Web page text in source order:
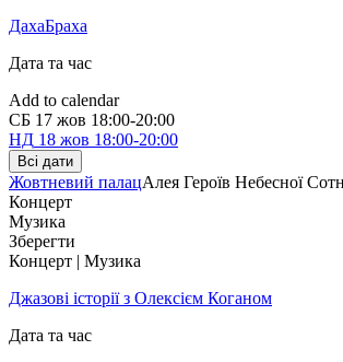
ДахаБраха
Дата та час
Add to calendar
СБ 17 жов 18:00-20:00
НД 18 жов 18:00-20:00
Всі дати
Жовтневий палацАлея Героїв Небесної
Концерт
Музика
Зберегти
Концерт | Музика
Джазові історії з Олексієм Коганом
Дата та час